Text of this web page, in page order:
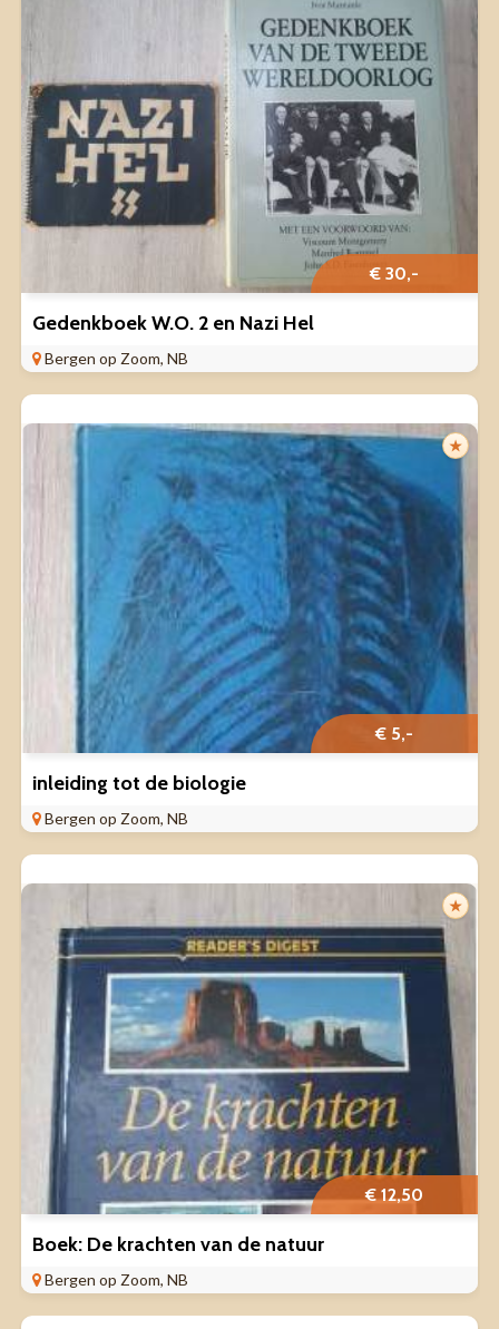
€ 30,-
Gedenkboek W.O. 2 en Nazi Hel
Bergen op Zoom, NB
★
€ 5,-
inleiding tot de biologie
Bergen op Zoom, NB
★
€ 12,50
Boek: De krachten van de natuur
Bergen op Zoom, NB